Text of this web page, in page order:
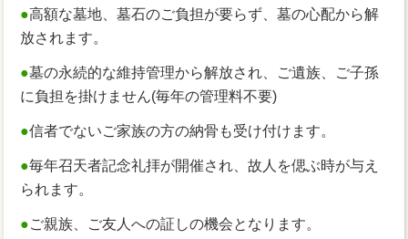
●高額な墓地、墓石のご負担が要らず、墓の心配から解
放されます。
●墓の永続的な維持管理から解放され、ご遺族、ご子孫
に負担を掛けません(毎年の管理料不要)
●信者でないご家族の方の納骨も受け付けます。
●毎年召天者記念礼拝が開催され、故人を偲ぶ時が与え
られます。
●ご親族、ご友人への証しの機会となります。